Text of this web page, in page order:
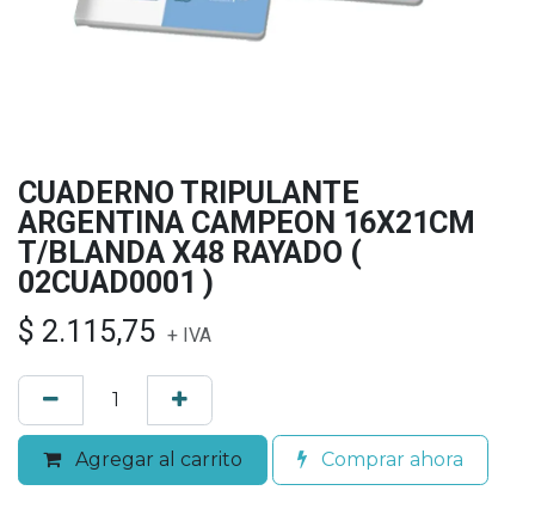
CUADERNO TRIPULANTE
ARGENTINA CAMPEON 16X21CM
T/BLANDA X48 RAYADO (
02CUAD0001 )
$ 2.115,75 + IVA
Agregar al carrito Comprar ahora